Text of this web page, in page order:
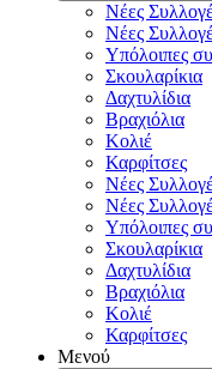
Νέες
Νέες
Υπόλοιπες
Σκουλαρίκια
Δαχτυλίδια
Βραχιόλια
Κολιέ
Καρφίτσες
Νέες
Νέες
Υπόλοιπες
Σκουλαρίκια
Δαχτυλίδια
Βραχιόλια
Κολιέ
Καρφίτσες
Μενού